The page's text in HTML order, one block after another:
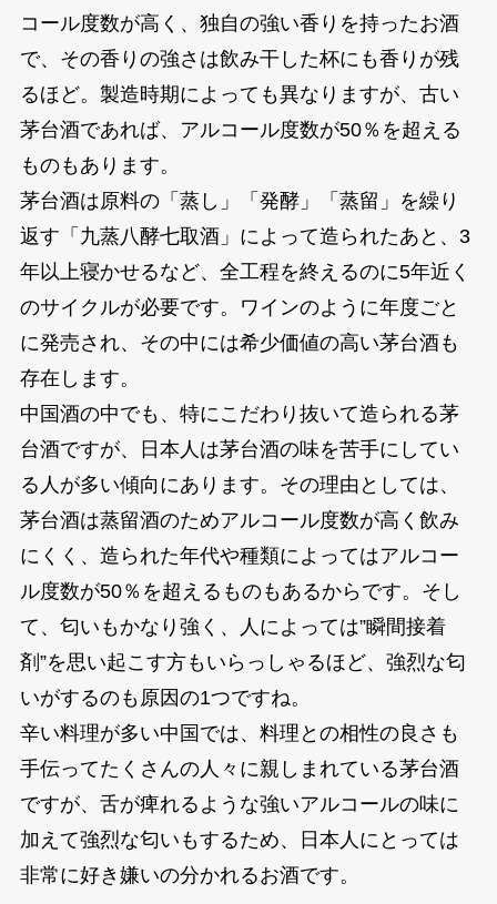
コール度数が高く、独自の強い香りを持ったお酒
で、その香りの強さは飲み干した杯にも香りが残
るほど。製造時期によっても異なりますが、古い
茅台酒であれば、アルコール度数が50％を超える
ものもあります。
茅台酒は原料の「蒸し」「発酵」「蒸留」を繰り
返す「九蒸八酵七取酒」によって造られたあと、3
年以上寝かせるなど、全工程を終えるのに5年近く
のサイクルが必要です。ワインのように年度ごと
に発売され、その中には希少価値の高い茅台酒も
存在します。
中国酒の中でも、特にこだわり抜いて造られる茅
台酒ですが、日本人は茅台酒の味を苦手にしてい
る人が多い傾向にあります。その理由としては、
茅台酒は蒸留酒のためアルコール度数が高く飲み
にくく、造られた年代や種類によってはアルコー
ル度数が50％を超えるものもあるからです。そし
て、匂いもかなり強く、人によっては”瞬間接着
剤”を思い起こす方もいらっしゃるほど、強烈な匂
いがするのも原因の1つですね。
辛い料理が多い中国では、料理との相性の良さも
手伝ってたくさんの人々に親しまれている茅台酒
ですが、舌が痺れるような強いアルコールの味に
加えて強烈な匂いもするため、日本人にとっては
非常に好き嫌いの分かれるお酒です。